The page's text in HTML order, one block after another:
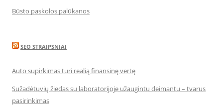
Būsto paskolos palūkanos
SEO STRAIPSNIAI
Auto supirkimas turi realią finansinę vertę
Sužadėtuvių žiedas su laboratorijoje užaugintu deimantu – tvarus
pasirinkimas